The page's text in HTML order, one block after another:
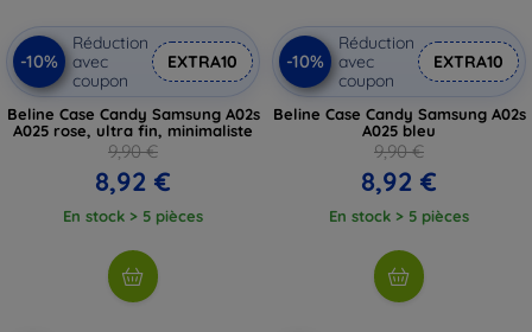
-10%
Réduction
avec
coupon
EXTRA10
Beline Case Candy Samsung A02s
A025 rose, ultra fin, minimaliste
9,90 €
8,92 €
En stock > 5 pièces
-10%
Réduction
avec
coupon
EXTRA10
Beline Case Candy Samsung A02s
A025 bleu
9,90 €
8,92 €
En stock > 5 pièces